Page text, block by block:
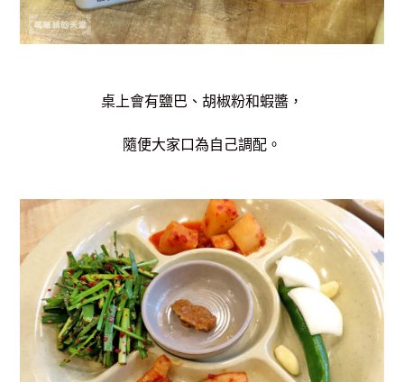
桌上會有鹽巴、胡椒粉和蝦醬，
隨便大家口為自己調配。